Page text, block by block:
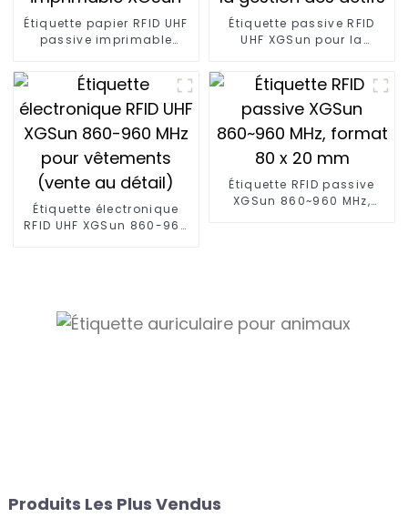
Étiquette papier RFID UHF
passive imprimable
Étiquette passive RFID
UHF XGSun pour la
Étiquette électronique
RFID UHF XGSun 860-960
Étiquette RFID passive
XGSun 860~960 MHz,
Produits Les Plus Vendus